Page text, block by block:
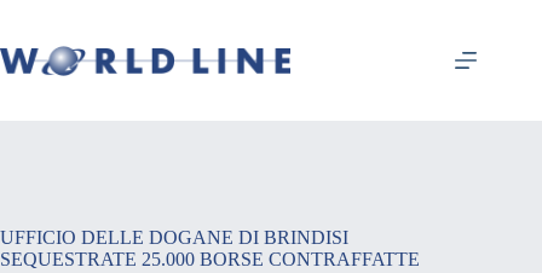
UFFICIO DELLE DOGANE DI BRINDISI
SEQUESTRATE 25.000 BORSE CONTRAFFATTE